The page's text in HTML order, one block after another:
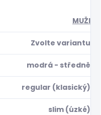
MUŽI
Zvolte variantu
modrá - středně
regular (klasický)
slim (úzké)